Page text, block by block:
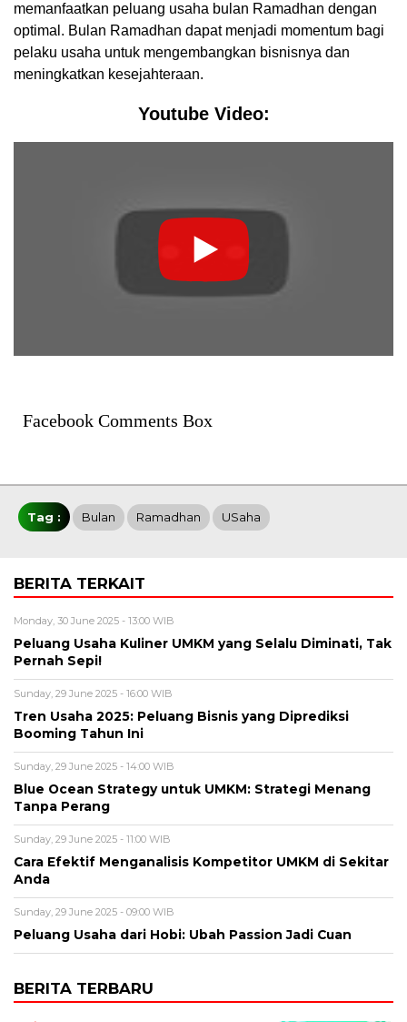
memanfaatkan peluang usaha bulan Ramadhan dengan
optimal. Bulan Ramadhan dapat menjadi momentum bagi
pelaku usaha untuk mengembangkan bisnisnya dan
meningkatkan kesejahteraan.
Youtube Video:
Facebook Comments Box
Tag : Bulan Ramadhan USaha
BERITA TERKAIT
Monday, 30 June 2025 - 13:00 WIB
Peluang Usaha Kuliner UMKM yang Selalu Diminati, Tak
Pernah Sepi!
Sunday, 29 June 2025 - 16:00 WIB
Tren Usaha 2025: Peluang Bisnis yang Diprediksi
Booming Tahun Ini
Sunday, 29 June 2025 - 14:00 WIB
Blue Ocean Strategy untuk UMKM: Strategi Menang
Tanpa Perang
Sunday, 29 June 2025 - 11:00 WIB
Cara Efektif Menganalisis Kompetitor UMKM di Sekitar
Anda
Sunday, 29 June 2025 - 09:00 WIB
Peluang Usaha dari Hobi: Ubah Passion Jadi Cuan
BERITA TERBARU